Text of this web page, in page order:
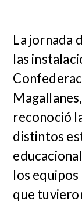
La jornada
las
reconoció
distintos
los equipos
que